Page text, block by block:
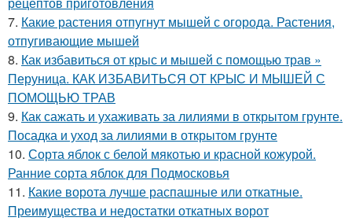
7. Какие растения отпугнут мышей с огорода. Растения,
отпугивающие мышей
8. Как избавиться от крыс и мышей с помощью трав »
Перуница. КАК ИЗБАВИТЬСЯ ОТ КРЫС И МЫШЕЙ С
ПОМОЩЬЮ ТРАВ
9. Как сажать и ухаживать за лилиями в открытом грунте.
Посадка и уход за лилиями в открытом грунте
10. Сорта яблок с белой мякотью и красной кожурой.
Ранние сорта яблок для Подмосковья
11. Какие ворота лучше распашные или откатные.
Преимущества и недостатки откатных ворот